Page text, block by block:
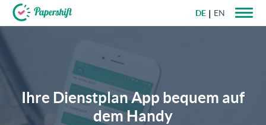
DE EN
Ihre Dienstplan App bequem auf
dem Handy